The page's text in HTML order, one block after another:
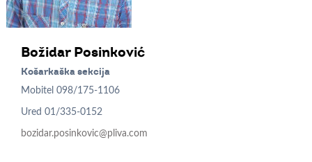
BožidarPosinković
Košarkaška sekcija
Mobitel098/175-1106
Ured01/335-0152
bozidar.posinkovic@pliva.com